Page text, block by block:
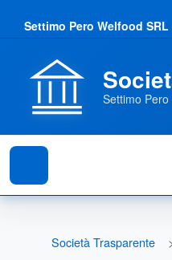
Settimo Pero Welfood SRL
Settimo
Società Trasparente